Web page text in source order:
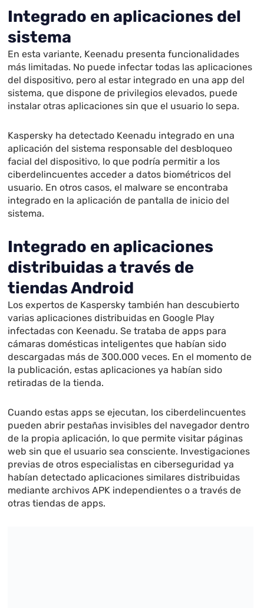
Integrado en aplicaciones del
sistema
En esta variante, Keenadu presenta funcionalidades
más limitadas. No puede infectar todas las aplicaciones
del dispositivo, pero al estar integrado en una app del
sistema, que dispone de privilegios elevados, puede
instalar otras aplicaciones sin que el usuario lo sepa.
Kaspersky ha detectado Keenadu integrado en una
aplicación del sistema responsable del desbloqueo
facial del dispositivo, lo que podría permitir a los
ciberdelincuentes acceder a datos biométricos del
usuario. En otros casos, el malware se encontraba
integrado en la aplicación de pantalla de inicio del
sistema.
Integrado en aplicaciones
distribuidas a través de
tiendas Android
Los expertos de Kaspersky también han descubierto
varias aplicaciones distribuidas en Google Play
infectadas con Keenadu. Se trataba de apps para
cámaras domésticas inteligentes que habían sido
descargadas más de 300.000 veces. En el momento de
la publicación, estas aplicaciones ya habían sido
retiradas de la tienda.
Cuando estas apps se ejecutan, los ciberdelincuentes
pueden abrir pestañas invisibles del navegador dentro
de la propia aplicación, lo que permite visitar páginas
web sin que el usuario sea consciente. Investigaciones
previas de otros especialistas en ciberseguridad ya
habían detectado aplicaciones similares distribuidas
mediante archivos APK independientes o a través de
otras tiendas de apps.